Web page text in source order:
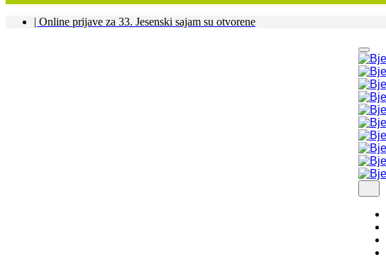
| Online prijave za 33. Jesenski sajam su otvorene